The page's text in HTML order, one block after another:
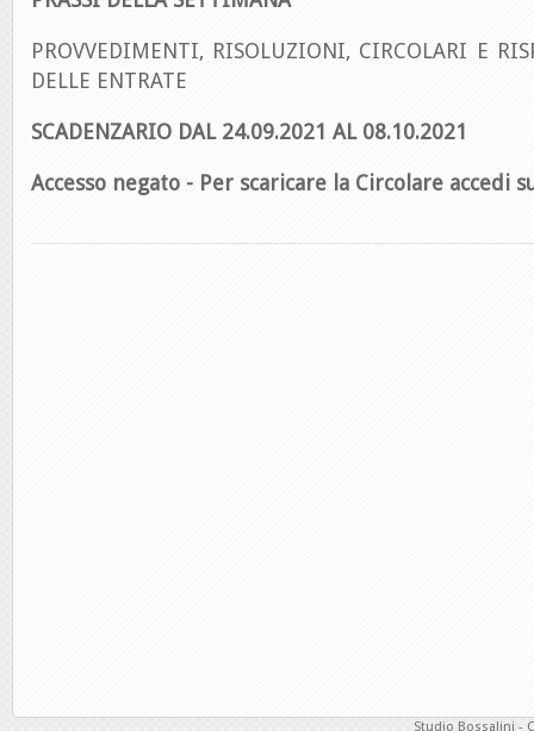
PROVVEDIMENTI, RISOLUZIONI, CIRCOLARI E
DELLE ENTRATE
SCADENZARIO DAL 24.09.2021 AL 08.10.2021
Accesso negato - Per scaricare la Circolare accedi
Studio Bossalini -